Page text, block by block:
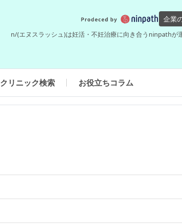
企業
n/(エヌスラッシュ)は妊活・不妊治療に向き合うninpathが
クリニック検索 お役立ちコラム